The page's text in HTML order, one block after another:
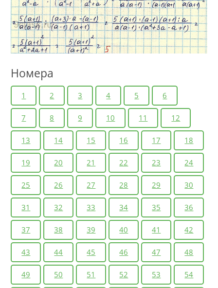
Номера
1 2 3 4 5 6
7 8 9 10 11 12
13 14 15 16 17 18
19 20 21 22 23 24
25 26 27 28 29 30
31 32 33 34 35 36
37 38 39 40 41 42
43 44 45 46 47 48
49 50 51 52 53 54